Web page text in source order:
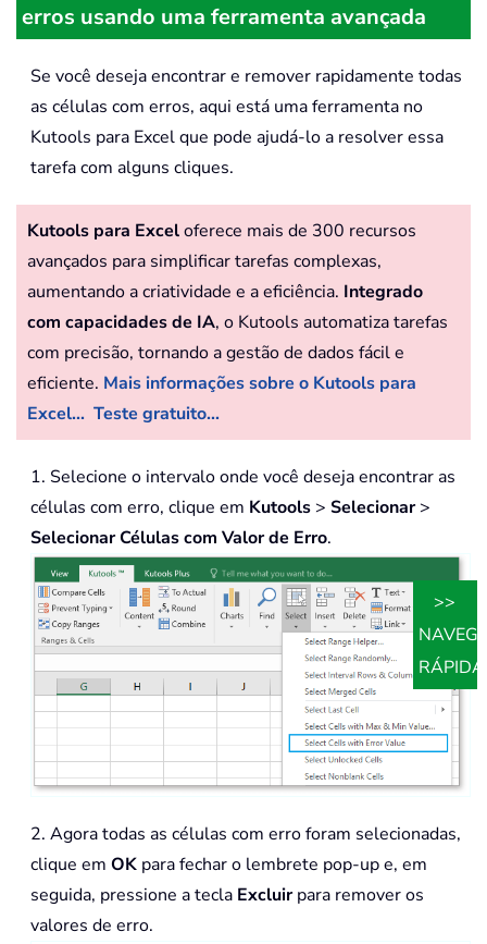
>>
RÁPIDA
erros usando uma ferramenta avançada
Se você deseja encontrar e remover rapidamente todas
as células com erros, aqui está uma ferramenta no
Kutools para Excel que pode ajudá-lo a resolver essa
tarefa com alguns cliques.
Kutools para Exceloferece mais de 300 recursos
avançados para simplificar tarefas complexas,
aumentando a criatividade e a eficiência. Integrado
com capacidades de IA, o Kutools automatiza tarefas
com precisão, tornando a gestão de dados fácil e
eficiente. Mais informações sobre o Kutools para
Excel... Teste gratuito...
1. Selecione o intervalo onde você deseja encontrar as
células com erro, clique em Kutools > Selecionar>
Selecionar Células com Valor de Erro.
2. Agora todas as células com erro foram selecionadas,
clique em OK para fechar o lembrete pop-up e, em
seguida, pressione a tecla Excluirpara remover os
valores de erro.